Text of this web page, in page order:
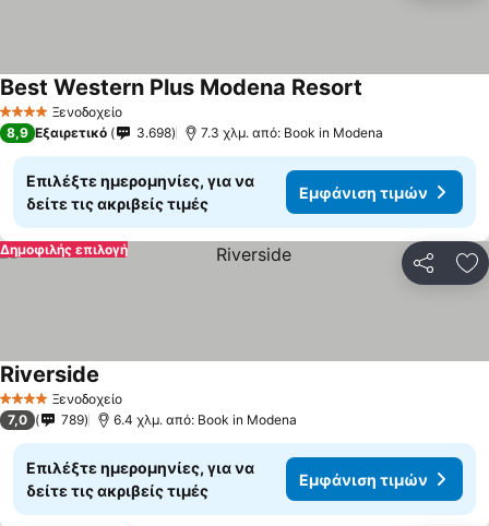
4 ΑστέριαΞενοδοχείο
Best Western Plus Modena Resort
8,9 Εξαιρετικό 3.698 7.3 χλμ. από: Book in Modena
Επιλέξτε ημερομηνίες, για να
δείτε τις ακριβείς τιμές
Εμφάνιση τιμών
Δημοφιλής επιλογή
4 ΑστέριαΞενοδοχείο
Riverside
7,0 789 6.4 χλμ. από: Book in Modena
Επιλέξτε ημερομηνίες, για να
δείτε τις ακριβείς τιμές
Εμφάνιση τιμών